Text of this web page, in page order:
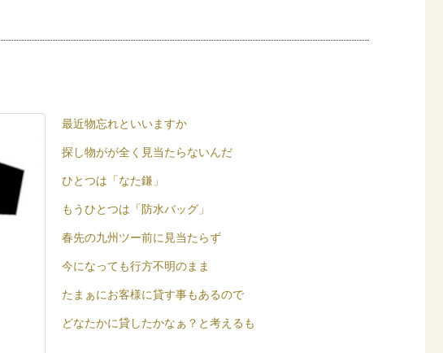
最近物忘れといいますか
探し物がが全く見当たらないんだ
ひとつは「なた鎌」
もうひとつは「防水バッグ」
春先の九州ツー前に見当たらず
今になっても行方不明のまま
たまぁにお客様に貸す事もあるので
どなたかに貸したかなぁ？と考えるも